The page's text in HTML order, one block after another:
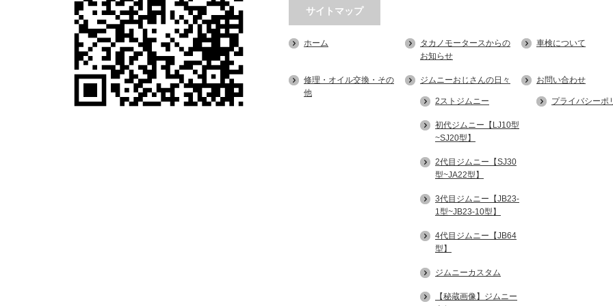
サイトマップ
ホーム
タカノモータースからの
お知らせ
車検について
修理・オイル交換・その
他
ジムニーおじさんの日々
2ストジムニー
初代ジムニー【LJ10型
~SJ20型】
2代目ジムニー【SJ30
型~JA22型】
3代目ジムニー【JB23-
1型~JB23-10型】
4代目ジムニー【JB64
型】
ジムニーカスタム
【秘蔵画像】ジムニー
お問い合わせ
プライバシーポ